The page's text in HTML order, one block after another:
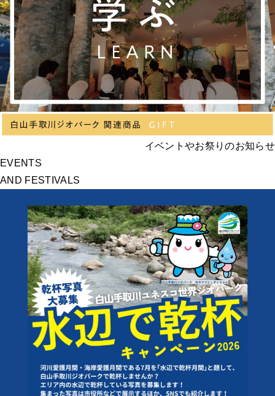
イベントやお祭りのお知らせ
EVENTS
AND FESTIVALS